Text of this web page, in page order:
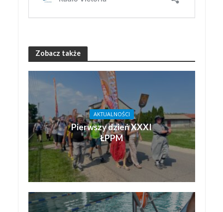
Zobacz także
AKTUALNOŚCI
Pierwszy dzień XXXI
ŁPPM